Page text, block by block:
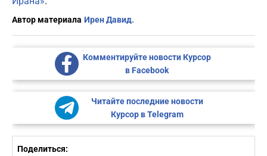
Автор материала Ирен Давид.
Комментируйте новости Курсор
в Facebook
Читайте последние новости
Курсор в Telegram
Поделиться: